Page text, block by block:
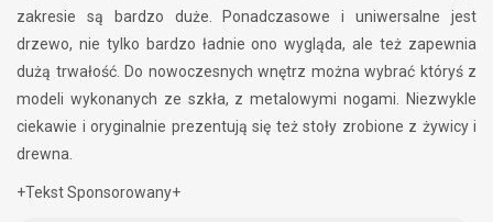
zakresie są bardzo duże. Ponadczasowe i uniwersalne jest
drzewo, nie tylko bardzo ładnie ono wygląda, ale też zapewnia
dużą trwałość. Do nowoczesnych wnętrz można wybrać któryś z
modeli wykonanych ze szkła, z metalowymi nogami. Niezwykle
ciekawie i oryginalnie prezentują się też stoły zrobione z żywicy i
drewna.
+Tekst Sponsorowany+